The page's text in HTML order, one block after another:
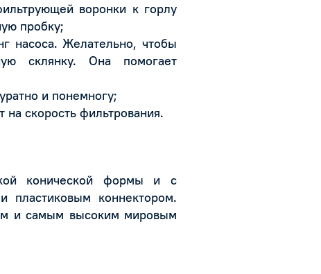
воронки к горлу
пробку;
насоса. Желательно, чтобы
склянку. Она помогает
и понемногу;
скорость фильтрования.
конической формы и с
пластиковым коннектором.
и самым высоким мировым